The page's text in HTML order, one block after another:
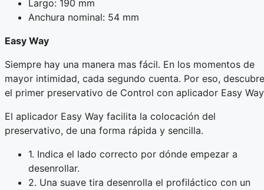
Largo: 190 mm
Anchura nominal: 54 mm
Easy Way
Siempre hay una manera mas fácil. En los momentos de
mayor intimidad, cada segundo cuenta. Por eso, descubre
el primer preservativo de Control con aplicador Easy
El aplicador Easy Way facilita la colocación del
preservativo, de una forma rápida y sencilla.
1. Indica el lado correcto por dónde empezar a
desenrollar.
2. Una suave tira desenrolla el profiláctico con un